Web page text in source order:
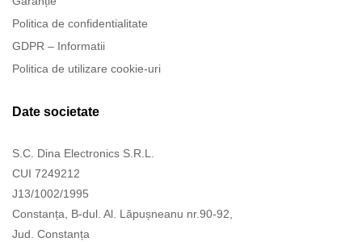
Politica de confidentialitate
GDPR – Informatii
Politica de utilizare cookie-uri
Date societate
S.C. Dina Electronics S.R.L.
CUI 7249212
J13/1002/1995
Constanța, B-dul. Al. Lăpușneanu nr.90-92,
Jud. Constanța